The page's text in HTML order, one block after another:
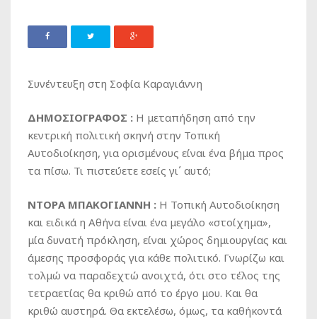
Συνέντευξη στη Σοφία Καραγιάννη
ΔΗΜΟΣΙΟΓΡΑΦΟΣ : Η μεταπήδηση από την
κεντρική πολιτική σκηνή στην Τοπική
Αυτοδιοίκηση, για ορισμένους είναι ένα βήμα προς
τα πίσω. Τι πιστεύετε εσείς γι΄ αυτό;
ΝΤΟΡΑ ΜΠΑΚΟΓΙΑΝΝΗ : Η Τοπική Αυτοδιοίκηση
και ειδικά η Αθήνα είναι ένα μεγάλο «στοίχημα»,
μία δυνατή πρόκληση, είναι χώρος δημιουργίας και
άμεσης προσφοράς για κάθε πολιτικό. Γνωρίζω και
τολμώ να παραδεχτώ ανοιχτά, ότι στο τέλος της
τετραετίας θα κριθώ από το έργο μου. Και θα
κριθώ αυστηρά. Θα εκτελέσω, όμως, τα καθήκοντά